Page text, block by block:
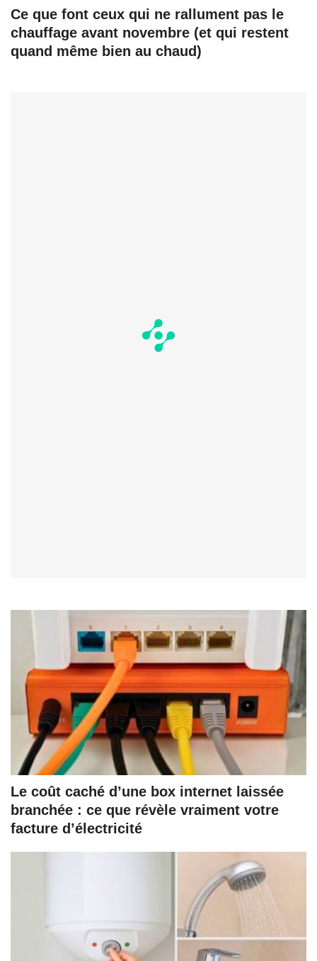
Ce que font ceux qui ne rallument pas le
chauffage avant novembre (et qui restent
quand même bien au chaud)
Le coût caché d’une box internet laissée
branchée : ce que révèle vraiment votre
facture d’électricité